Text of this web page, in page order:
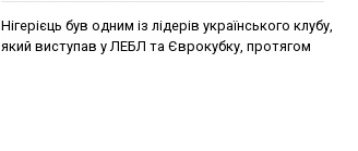
Нігерієць був одним із лідерів українського клубу,
який виступав у ЛЕБЛ та Єврокубку, протягом